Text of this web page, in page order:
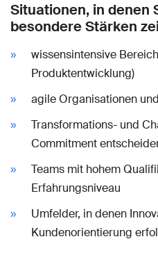
Situationen, in denen
besondere Stärken
wissensintensive
Produktentwicklung)
agile Organisationen
Transformations- und
Commitment
Teams mit hohem
Erfahrungsniveau
Umfelder, in denen
Kundenorientierung